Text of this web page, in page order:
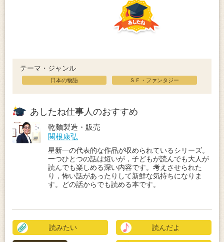
テーマ・ジャンル
日本の物語 ＳＦ・ファンタジー
あしたね仕事人のおすすめ
乾麺製造・販売
関根康弘
星新一の代表的な作品が収められているシリーズ。
一つひとつの話は短いが，子どもが読んでも大人が
読んでも楽しめる深い内容です。考えさせられた
り，怖い話があったりして新鮮な気持ちになりま
す。どの話からでも読める本です。
読みたい 読んだよ